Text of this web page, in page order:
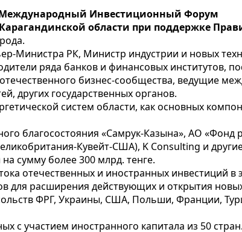
Международный Инвестиционный Форум
области при поддержке
Министра РК, Министр индустрии и новых
ряда банков и финансовых институтов,
бизнес-сообщества, ведущие
других государственных органов.
систем области, как основных
благосостояния «Самрук-Казына», АО «Фонд
Кувейт-США), K Consulting и
сумму более 300 млрд. тенге.
отечественных и иностранных инвестиций в
для расширения действующих и открытия
ФРГ, Украины, США, Польши, Франции,
с участием иностранного капитала из 50